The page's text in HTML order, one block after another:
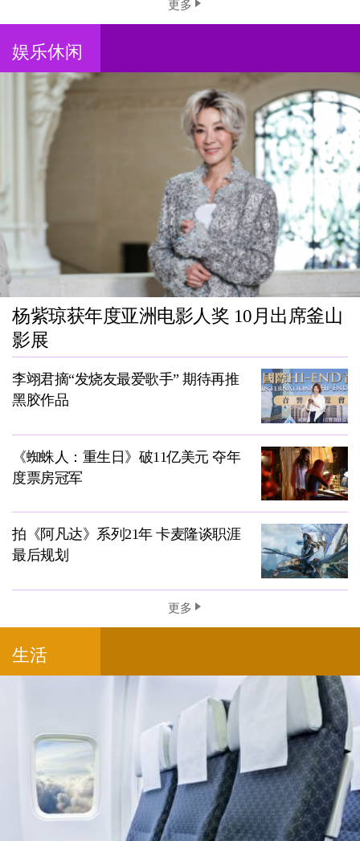
更多
娱乐休闲
杨紫琼获年度亚洲电影人奖 10月出席釜山
影展
李翊君摘“发烧友最爱歌手” 期待再推
黑胶作品
《蜘蛛人：重生日》破11亿美元 夺年
度票房冠军
拍《阿凡达》系列21年 卡麦隆谈职涯
最后规划
更多
生活